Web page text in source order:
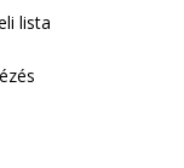
lista